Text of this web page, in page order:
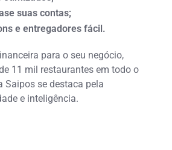
suas contas;
e entregadores fácil.
para o seu negócio,
11 mil restaurantes em todo o
Saipos se destaca pela
e inteligência.